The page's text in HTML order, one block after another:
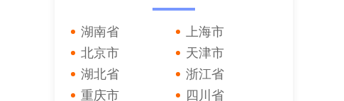
湖南省
上海市
北京市
天津市
湖北省
浙江省
重庆市
四川省